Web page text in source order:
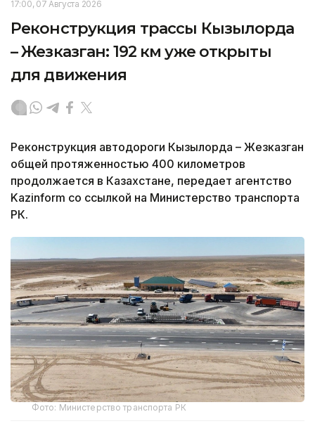
17:00, 07 Августа 2026
Реконструкция трассы Кызылорда
– Жезказган: 192 км уже открыты
для движения
Реконструкция автодороги Кызылорда – Жезказган
общей протяженностью 400 километров
продолжается в Казахстане, передает агентство
Kazinform со ссылкой на Министерство транспорта
РК.
Фото: Министерство транспорта РК